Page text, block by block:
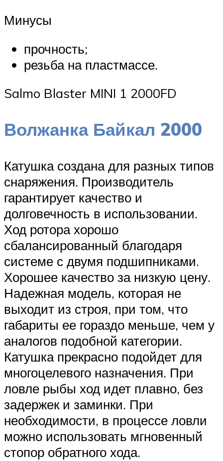
Минусы
прочность;
резьба на пластмассе.
Salmo Blaster MINI 1 2000FD
Волжанка Байкал 2000
Катушка создана для разных типов
снаряжения. Производитель
гарантирует качество и
долговечность в использовании.
Ход ротора хорошо
сбалансированный благодаря
системе с двумя подшипниками.
Хорошее качество за низкую цену.
Надежная модель, которая не
выходит из строя, при том, что
габариты ее гораздо меньше, чем у
аналогов подобной категории.
Катушка прекрасно подойдет для
многоцелевого назначения. При
ловле рыбы ход идет плавно, без
задержек и заминки. При
необходимости, в процессе ловли
можно использовать мгновенный
стопор обратного хода.